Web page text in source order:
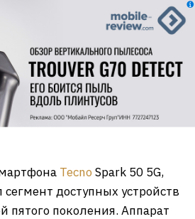
TecnoSpark 50 5G,
доступных устройств
пятого поколения. Аппарат